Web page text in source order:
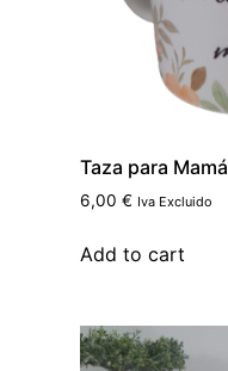
Taza para Mamá
6,00€ Iva Excluido
Add to cart